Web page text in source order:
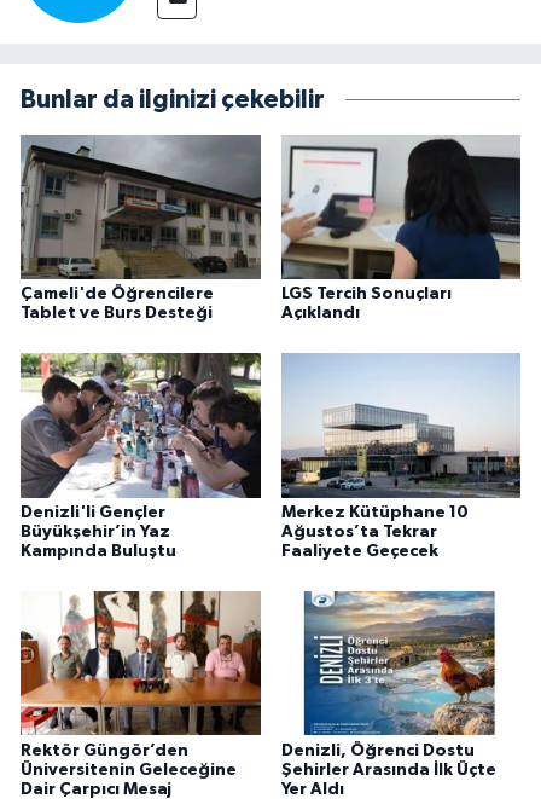
Bunlar da ilginizi çekebilir
Çameli'de Öğrencilere
Tablet ve Burs Desteği
LGS Tercih Sonuçları
Açıklandı
Denizli'li Gençler
Büyükşehir’in Yaz
Kampında Buluştu
Merkez Kütüphane 10
Ağustos’ta Tekrar
Faaliyete Geçecek
Rektör Güngör’den
Üniversitenin Geleceğine
Dair Çarpıcı Mesaj
Denizli, Öğrenci Dostu
Şehirler Arasında İlk Üçte
Yer Aldı